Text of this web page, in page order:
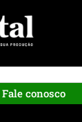
Fale conosco